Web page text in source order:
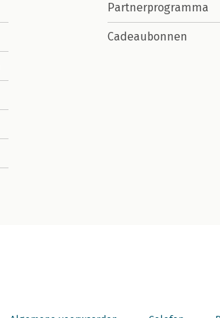
Partnerprogramma
Cadeaubonnen